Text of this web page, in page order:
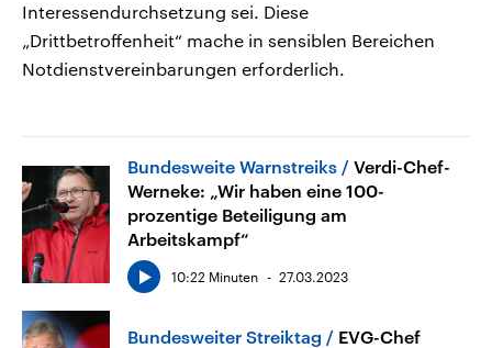
Interessendurchsetzung sei. Diese
„Drittbetroffenheit“ mache in sensiblen Bereichen
Notdienstvereinbarungen erforderlich.
Bundesweite Warnstreiks
Verdi-Chef-
Werneke: „Wir haben eine 100-
prozentige Beteiligung am
Arbeitskampf“
10:22 Minuten 27.03.2023
Bundesweiter Streiktag
EVG-Chef